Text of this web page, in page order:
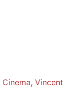
Cinema, Vincent